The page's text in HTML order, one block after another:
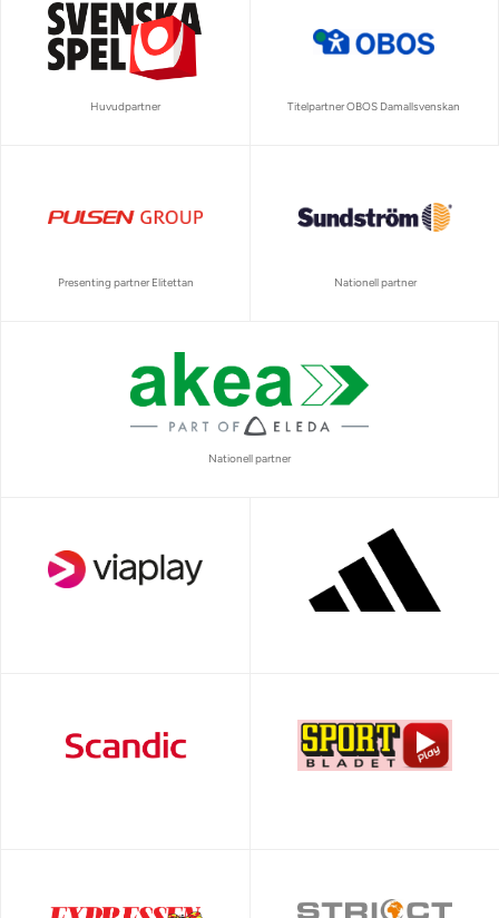
Huvudpartner Titelpartner OBOS Damallsvenskan
Presenting partner Elitettan Nationell partner
Nationell partner